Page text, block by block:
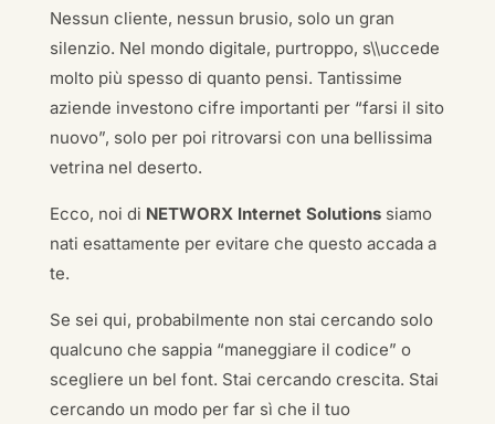
Nessun cliente, nessun brusio, solo un gran
silenzio. Nel mondo digitale, purtroppo, s\\uccede
molto più spesso di quanto pensi. Tantissime
aziende investono cifre importanti per “farsi il sito
nuovo”, solo per poi ritrovarsi con una bellissima
vetrina nel deserto.
Ecco, noi di NETWORX Internet Solutionssiamo
nati esattamente per evitare che questo accada a
te.
Se sei qui, probabilmente non stai cercando solo
qualcuno che sappia “maneggiare il codice” o
scegliere un bel font. Stai cercando crescita. Stai
cercando un modo per far sì che il tuo